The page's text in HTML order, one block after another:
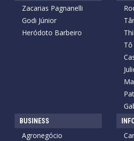
Zacarias Pagnanelli
Godi Júnior
Heródoto Barbeiro
BUSINESS
Agronegócio